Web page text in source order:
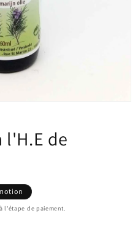
l'H.E de
l'étape de paiement.